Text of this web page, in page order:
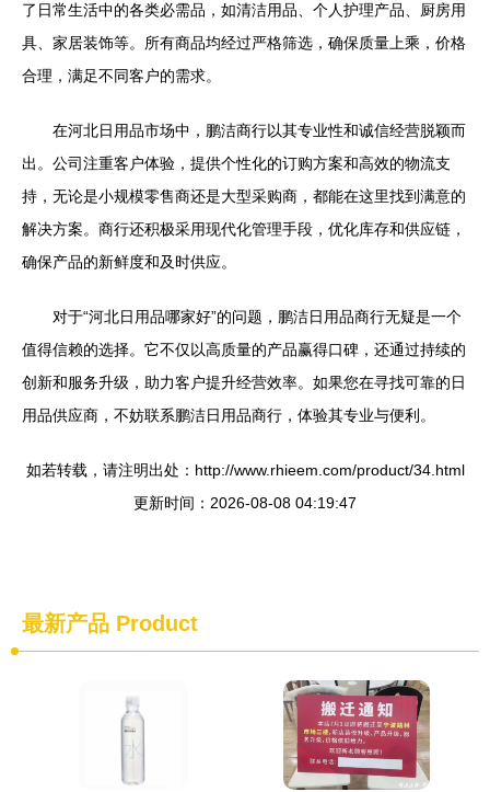
了日常生活中的各类必需品，如清洁用品、个人护理产品、厨房用
具、家居装饰等。所有商品均经过严格筛选，确保质量上乘，价格
合理，满足不同客户的需求。
在河北日用品市场中，鹏洁商行以其专业性和诚信经营脱颖而
出。公司注重客户体验，提供个性化的订购方案和高效的物流支
持，无论是小规模零售商还是大型采购商，都能在这里找到满意的
解决方案。商行还积极采用现代化管理手段，优化库存和供应链，
确保产品的新鲜度和及时供应。
对于“河北日用品哪家好”的问题，鹏洁日用品商行无疑是一个
值得信赖的选择。它不仅以高质量的产品赢得口碑，还通过持续的
创新和服务升级，助力客户提升经营效率。如果您在寻找可靠的日
用品供应商，不妨联系鹏洁日用品商行，体验其专业与便利。
如若转载，请注明出处：http://www.rhieem.com/product/34.html
更新时间：2026-08-08 04:19:47
最新产品 Product